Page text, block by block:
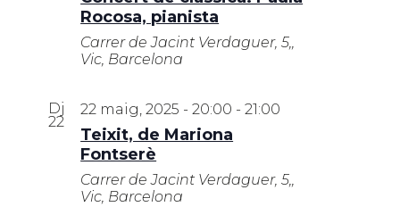
Rocosa, pianista
Carrer de Jacint Verdaguer, 5,,
Vic, Barcelona
Dj
22
22 maig, 2025 - 20:00 -21:00
Teixit, de Mariona
Fontserè
Carrer de Jacint Verdaguer, 5,,
Vic, Barcelona